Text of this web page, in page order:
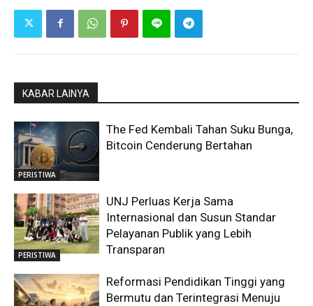
KABAR LAINYA
PERISTIWA
The Fed Kembali Tahan Suku Bunga,
Bitcoin Cenderung Bertahan
PERISTIWA
UNJ Perluas Kerja Sama
Internasional dan Susun Standar
Pelayanan Publik yang Lebih
Transparan
Reformasi Pendidikan Tinggi yang
Bermutu dan Terintegrasi Menuju